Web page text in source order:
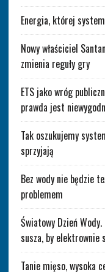
Energia, której
Nowy właściciel
zmienia reguły gry
ETS jako wróg
prawda jest
Tak oszukujemy
sprzyjają
Bez wody nie będzie
problemem
Światowy Dzień
susza, by elektrownie
Tanie mięso, wysoka